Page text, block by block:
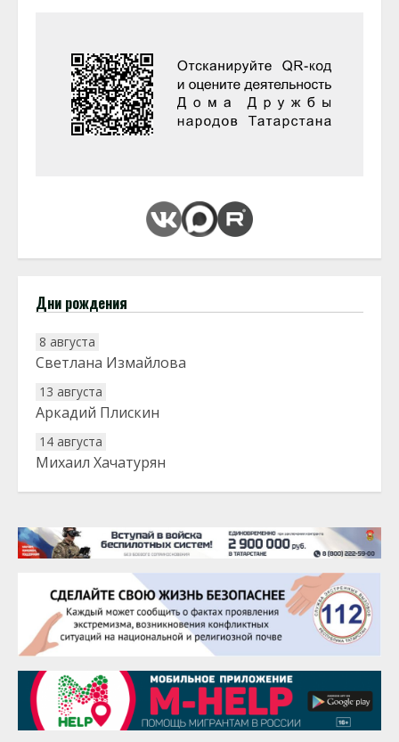
Дни рождения
8 августа
Светлана Измайлова
13 августа
Аркадий Плискин
14 августа
Михаил Хачатурян
20 августа
22 августа
Евгений Ефимов
25 августа
Сэсэгма Бубеева
28 августа
Чингиз Мустафаев
29 августа
Надежда Рослова